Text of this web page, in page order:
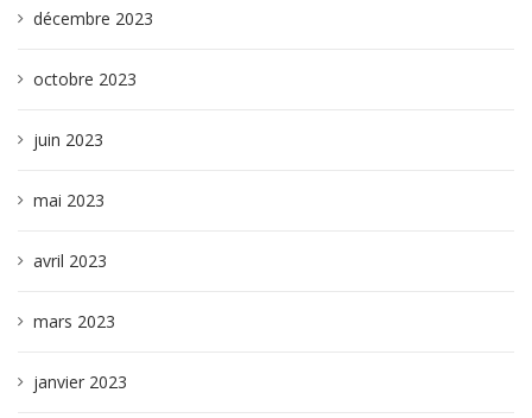
décembre 2023
octobre 2023
juin 2023
mai 2023
avril 2023
mars 2023
janvier 2023